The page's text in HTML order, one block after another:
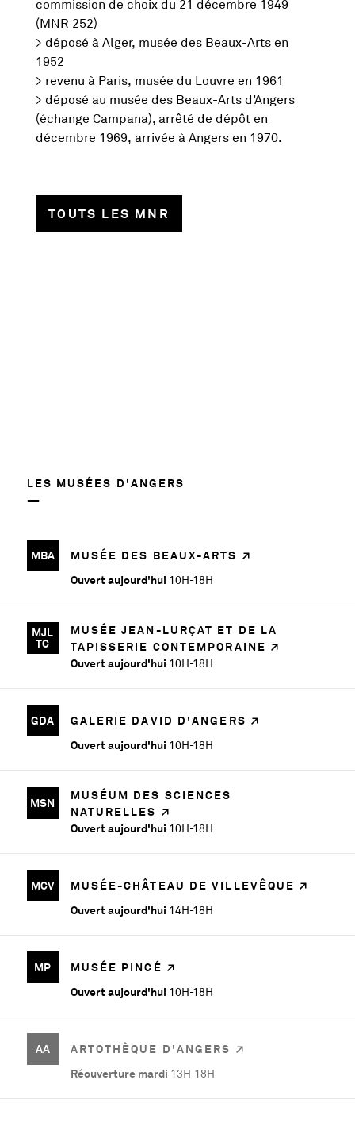
commission de choix du 21 décembre 1949
(MNR 252)
> déposé à Alger, musée des Beaux-Arts en
1952
> revenu à Paris, musée du Louvre en 1961
> déposé au musée des Beaux-Arts d’Angers
(échange Campana), arrêté de dépôt en
décembre 1969, arrivée à Angers en 1970.
TOUTS LES MNR
LES MUSÉES D'ANGERS
MBA
MUSÉE DES BEAUX-ARTS
Ouvert aujourd'hui 10H-18H
MJL
TC
MUSÉE JEAN-LURÇAT ET DE LA
TAPISSERIE CONTEMPORAINE
Ouvert aujourd'hui 10H-18H
GDA
GALERIE DAVID D'ANGERS
Ouvert aujourd'hui 10H-18H
MSN
MUSÉUM DES SCIENCES
NATURELLES
Ouvert aujourd'hui 10H-18H
MCV
MUSÉE-CHÂTEAU DE VILLEVÊQUE
Ouvert aujourd'hui 14H-18H
MP
MUSÉE PINCÉ
Ouvert aujourd'hui 10H-18H
AA
ARTOTHÈQUE D'ANGERS
Réouverture mardi 13H-18H